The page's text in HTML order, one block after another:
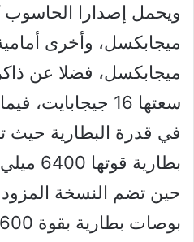
ميجابكسل، فضلا عن
سعتها 16
في قدرة البطارية حيث
بطارية
حين تضم النسخة
بوصات بطارية بقوة 9600 ميلي أمبير/ ساعة.